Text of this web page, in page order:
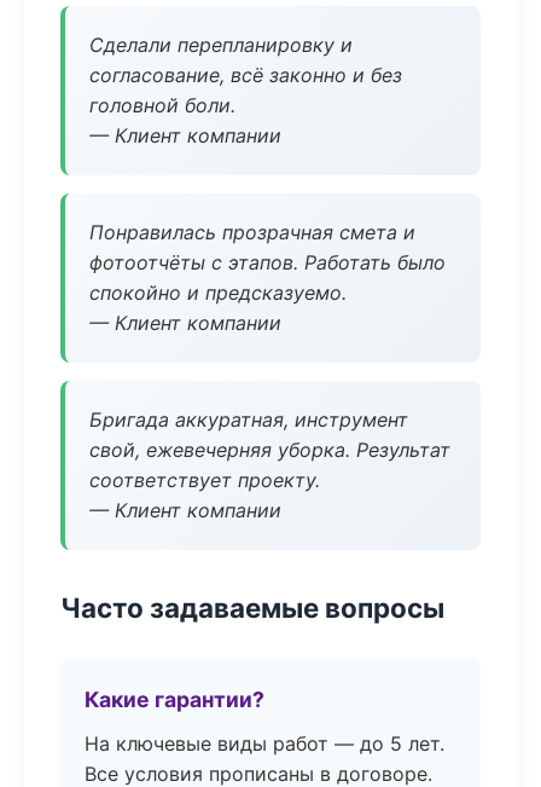
Сделали перепланировку и
согласование, всё законно и без
головной боли.
— Клиент компании
Понравилась прозрачная смета и
фотоотчёты с этапов. Работать было
спокойно и предсказуемо.
— Клиент компании
Бригада аккуратная, инструмент
свой, ежевечерняя уборка. Результат
соответствует проекту.
— Клиент компании
Часто задаваемые вопросы
Какие гарантии?
На ключевые виды работ — до 5 лет.
Все условия прописаны в договоре.